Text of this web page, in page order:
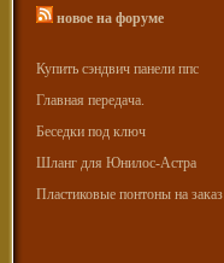
новое на форуме
Купить сэндвич панели ппс
Главная передача.
Беседки под ключ
Шланг для Юнилос-Астра
Пластиковые понтоны на заказ